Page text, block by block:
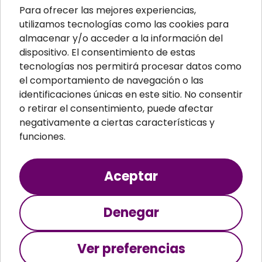
Para ofrecer las mejores experiencias,
utilizamos tecnologías como las cookies para
almacenar y/o acceder a la información del
dispositivo. El consentimiento de estas
tecnologías nos permitirá procesar datos como
el comportamiento de navegación o las
identificaciones únicas en este sitio. No consentir
o retirar el consentimiento, puede afectar
negativamente a ciertas características y
funciones.
Aceptar
Denegar
Ver preferencias
Material ignífugo aislante
Paneles aislantes
Masillas para pared
Paneles sandwich
Perfiles
Teopsa S.A. © 2024 Todos los derechos
reservados
Aviso legal
Política de cookies
Política de privacidad
Términos y condiciones